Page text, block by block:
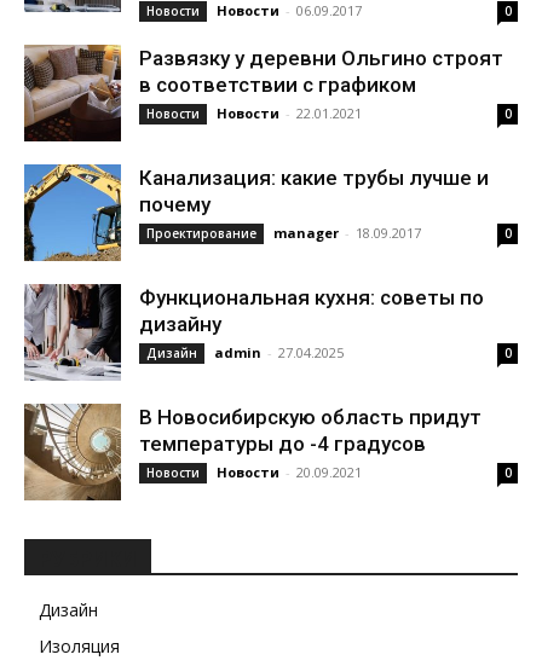
Новости Новости - 06.09.2017 0
Развязку у деревни Ольгино строят
в соответствии с графиком
Новости Новости - 22.01.2021 0
Канализация: какие трубы лучше и
почему
Проектирование manager - 18.09.2017 0
Функциональная кухня: советы по
дизайну
Дизайн admin - 27.04.2025 0
В Новосибирскую область придут
температуры до -4 градусов
Новости Новости - 20.09.2021 0
Дизайн
Изоляция